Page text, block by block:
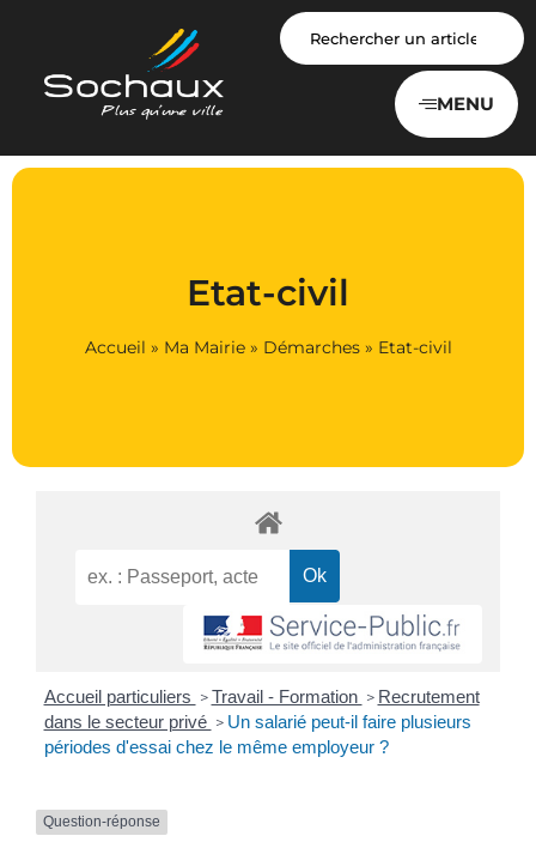
MENU
Etat-civil
Accueil » Ma Mairie» Démarches» Etat-civil
Accueil particuliers > Travail - Formation > Recrutement
dans le secteur privé > Un salarié peut-il faire plusieurs
périodes d'essai chez le même employeur ?
Question-réponse
Panneau de gestion des cookies